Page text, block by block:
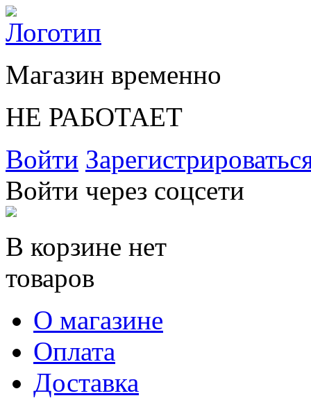
Магазин временно
НЕ РАБОТАЕТ
Войти
Войти через соцсети
В корзине нет
товаров
О магазине
Оплата
Доставка